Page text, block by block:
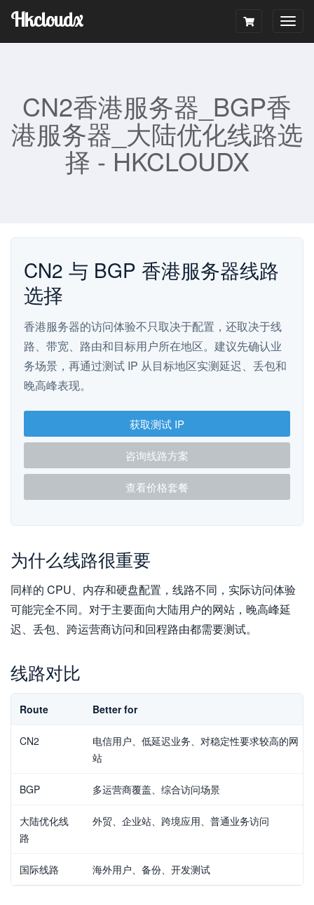
Hkcloudx
CN2香港服务器_BGP香
港服务器_大陆优化线路选
择 - HKCLOUDX
CN2 与 BGP 香港服务器线路
选择
香港服务器的访问体验不只取决于配置，还取决于线
路、带宽、路由和目标用户所在地区。建议先确认业
务场景，再通过测试 IP 从目标地区实测延迟、丢包和
晚高峰表现。
获取测试 IP
咨询线路方案
查看价格套餐
为什么线路很重要
同样的 CPU、内存和硬盘配置，线路不同，实际访问体验
可能完全不同。对于主要面向大陆用户的网站，晚高峰延
迟、丢包、跨运营商访问和回程路由都需要测试。
线路对比
Route Better for
CN2
电信用户、低延迟业务、对稳定性要求较高的网
站
BGP 多运营商覆盖、综合访问场景
大陆优化线
路
外贸、企业站、跨境应用、普通业务访问
国际线路 海外用户、备份、开发测试